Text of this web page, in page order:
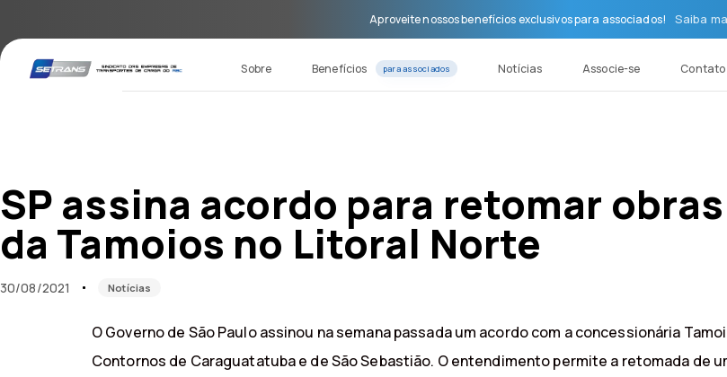
primary
navigation
Aproveite nossos benefícios exclusivos para associados! Saiba
Sobre Benefícios para associados Notícias Associe-se Contato
SP assina acordo para retomar
da Tamoios no Litoral Norte
30/08/2021 Notícias
O Governo de São Paulo assinou na semana passada um acordo com a concessionária
Contornos de Caraguatatuba e de São Sebastião. O entendimento permite a retomada de